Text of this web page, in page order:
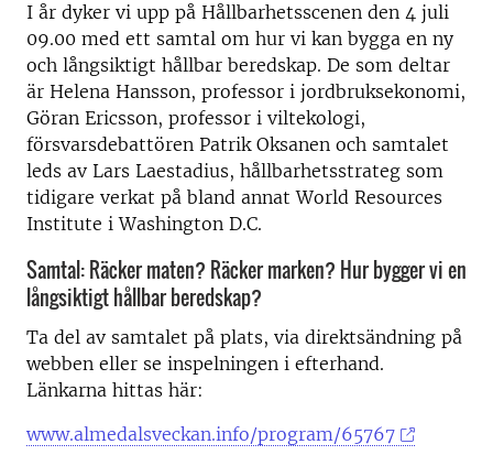
I år dyker vi upp på Hållbarhetsscenen den 4 juli
09.00 med ett samtal om hur vi kan bygga en ny
och långsiktigt hållbar beredskap. De som deltar
är Helena Hansson, professor i jordbruksekonomi,
Göran Ericsson, professor i viltekologi,
försvarsdebattören Patrik Oksanen och samtalet
leds av Lars Laestadius, hållbarhetsstrateg som
tidigare verkat på bland annat World Resources
Institute i Washington D.C.
Samtal: Räcker maten? Räcker marken? Hur bygger vi en
långsiktigt hållbar beredskap?
Ta del av samtalet på plats, via direktsändning på
webben eller se inspelningen i efterhand.
Länkarna hittas här:
www.almedalsveckan.info/program/65767